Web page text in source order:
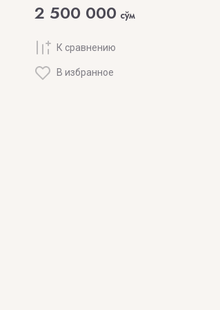
2 500 000 сўм
К сравнению
В избранное